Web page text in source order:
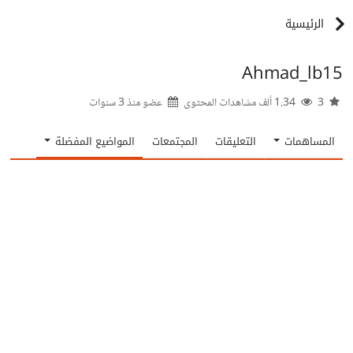
الرئيسية
Ahmad_lb15
عضو منذ3 سنوات
المساهمات التعليقات المجتمعات المواضيع المفضلة